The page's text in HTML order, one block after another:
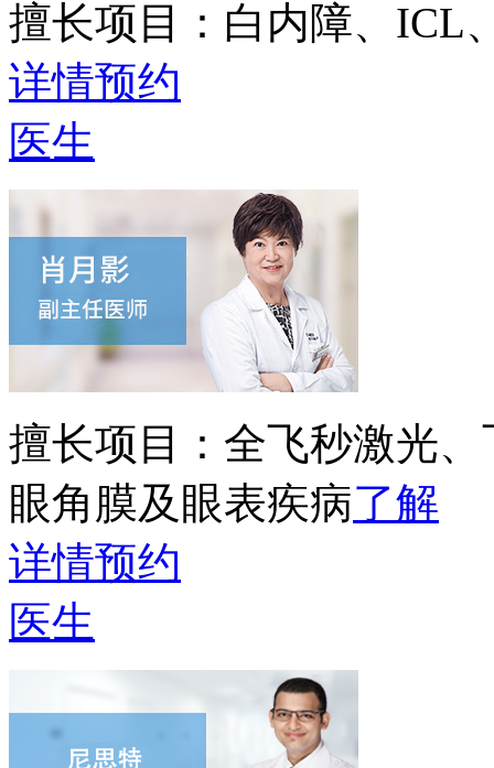
擅长项目： 白内障、ICL
详情预约
医生
擅长项目： 全飞秒激光
眼角膜及眼表疾病了解
详情预约
医生